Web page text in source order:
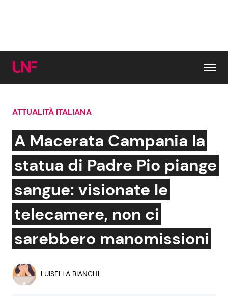
Cerca:
News e Cronaca
Attualità Italiana
Dal Mondo
Economia
Persone Scomparse
Gossip e TV
Bellezze VIP
Coppie VIP
Fiction e Serie TV
ATTUALITÀ ITALIANA
A Macerata Campania la
statua di Padre Pio piange
sangue: visionate le
telecamere, non ci
sarebbero manomissioni
LUISELLA BIANCHI